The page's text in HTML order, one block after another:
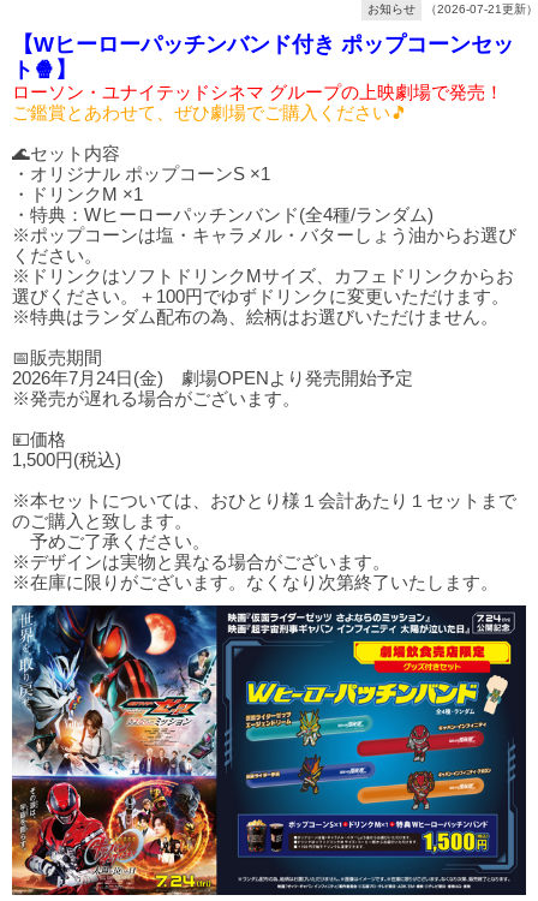
お知らせ （2026-07-21更新）
【Wヒーローパッチンバンド付き ポップコーンセッ
ト🍿】
ローソン・ユナイテッドシネマ グループの上映劇場で発売！
ご鑑賞とあわせて、ぜひ劇場でご購入ください🎵
🌊セット内容
・オリジナル ポップコーンS ×1
・ドリンクM ×1
・特典：Wヒーローパッチンバンド(全4種/ランダム)
※ポップコーンは塩・キャラメル・バターしょう油からお選び
ください。
※ドリンクはソフトドリンクMサイズ、カフェドリンクからお
選びください。＋100円でゆずドリンクに変更いただけます。
※特典はランダム配布の為、絵柄はお選びいただけません。
📅販売期間
2026年7月24日(金) 劇場OPENより発売開始予定
※発売が遅れる場合がございます。
💴価格
1,500円(税込)
※本セットについては、おひとり様１会計あたり１セットまで
のご購入と致します。
予めご了承ください。
※デザインは実物と異なる場合がございます。
※在庫に限りがございます。なくなり次第終了いたします。